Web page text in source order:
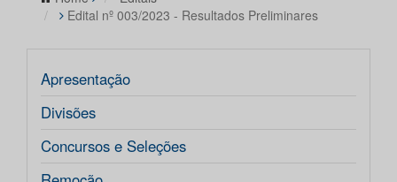
Edital nº 003/2023 - Resultados Preliminares
Apresentação
Divisões
Concursos e Seleções